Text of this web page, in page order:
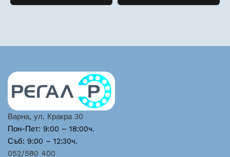
Варна, ул. Кракра 30
Пон-Пет: 9:00 – 18:00ч.
Съб: 9:00 – 12:30ч.
052/580 400